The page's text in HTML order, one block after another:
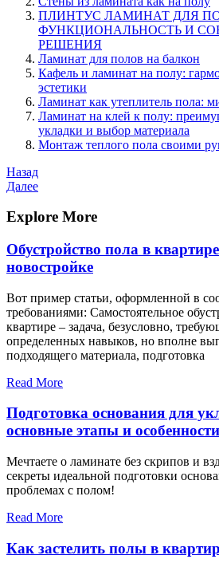
ПЛИНТУС ЛАМИНАТ ДЛЯ
ФУНКЦИОНАЛЬНОСТЬ И
РЕШЕНИЯ
Ламинат для полов на балкон
Кафель и ламинат на полу:
эстетики
Ламинат как утеплитель пола:
Ламинат на клей к полу:
укладки и выбор материала
Монтаж теплого пола своими
Навигация
по
записям
Предыдущая
запись
Назад
Следующая
Далее
Explore More
Обустройство пола в
новостройке
Вот пример статьи, оформленной в
требованиями: Самостоятельное
квартире – задача, безусловно,
определенных навыков, но вполне
подходящего материала, подготовка
Read More
Подготовка основания для
основные этапы и особенности
Мечтаете о ламинате без скрипов и
секреты идеальной подготовки
проблемах с полом!
Read More
Как застелить полы в